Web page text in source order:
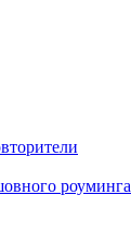
роуминга